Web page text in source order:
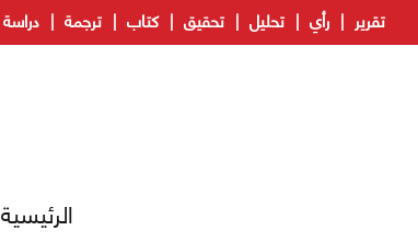
تقرير رأي تحليل تحقيق كتاب ترجمة دراسة
الرئيسية